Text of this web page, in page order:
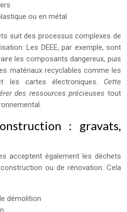
ou en métal
suit des processus complexes de
Les DEEE, par exemple, sont
les composants dangereux, puis
matériaux recyclables comme les
les cartes électroniques. Cette
des ressources précieuses tout
: gravats,
acceptent également les déchets
ou de rénovation. Cela
démolition